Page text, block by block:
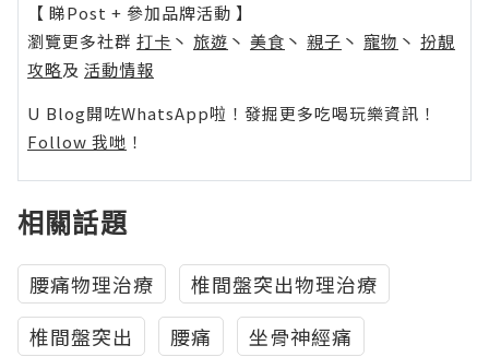
【 睇Post + 參加品牌活動 】
瀏覽更多社群 打卡 丶 旅遊 丶 美食 丶 親子 丶 寵物 丶 扮靚
攻略及 活動情報
U Blog開咗WhatsApp啦！發掘更多吃喝玩樂資訊！
Follow 我哋 ！
相關話題
腰痛物理治療
椎間盤突出物理治療
椎間盤突出
腰痛
坐骨神經痛